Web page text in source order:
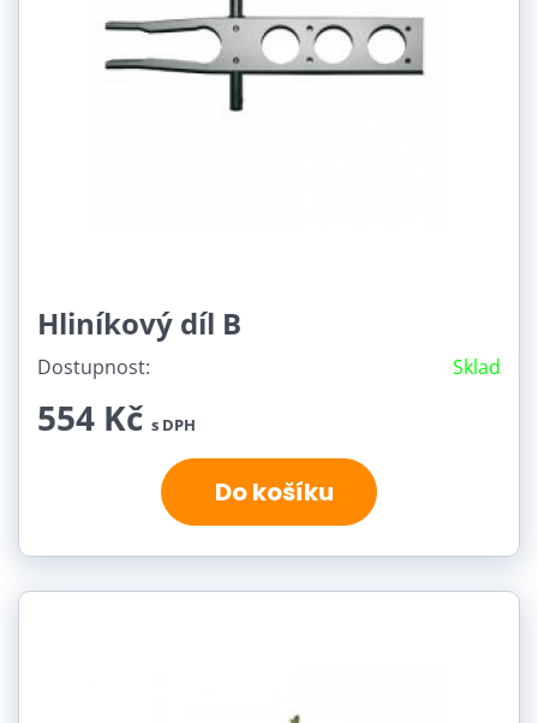
Hliníkový díl B
Dostupnost: Sklad
554 Kč s DPH
Do košíku